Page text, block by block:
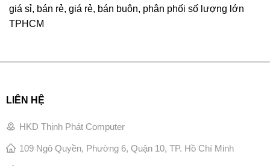
giá sỉ, bán rẻ, giá rẻ, bán buôn, phân phối số lượng lớn
TPHCM
LIÊN HỆ
HKD Thịnh Phát Computer
109 Ngô Quyền, Phường 6, Quận 10, TP. Hồ Chí Minh